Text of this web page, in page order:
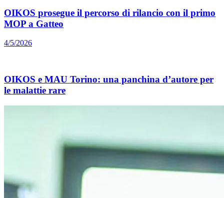
OIKOS prosegue il percorso di rilancio con il primo
MOP a Gatteo
4/5/2026
OIKOS e MAU Torino: una panchina d’autore per
le malattie rare